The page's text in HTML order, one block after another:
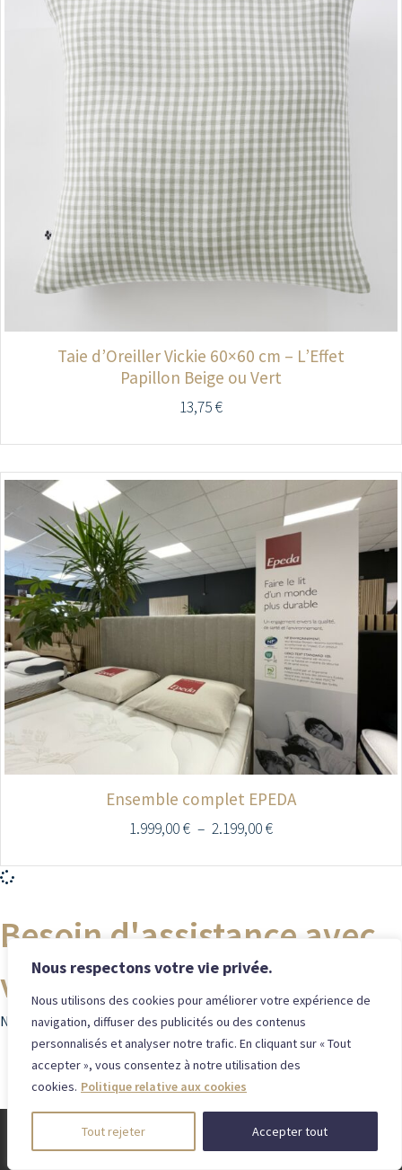
Nous respectons votre vie privée.
Nous utilisons des cookies pour améliorer votre expérience de
navigation, diffuser des publicités ou des contenus
personnalisés et analyser notre trafic. En cliquant sur « Tout
accepter », vous consentez à notre utilisation des
cookies. Politique relative aux cookies
Tout rejeter Accepter tout
Taie d’Oreiller Vickie 60×60 cm – L’Effet
Papillon Beige ou Vert
13,75€
Ensemble complet EPEDA
1.999,00€ – 2.199,00€
Besoin d'assistance avec
votre commande ?
Notre équipe est disponible pour répondre à vos questions !
Le Petit
LÉGAL